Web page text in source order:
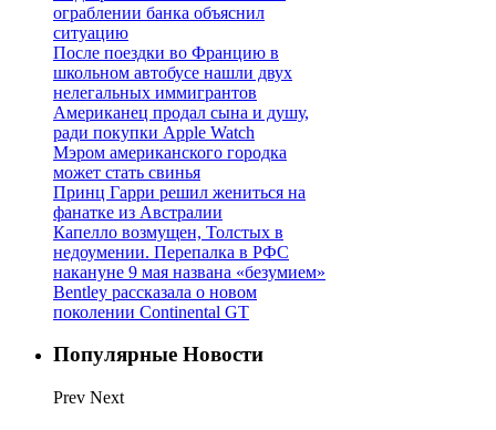
ограблении банка объяснил
ситуацию
После поездки во Францию в
школьном автобусе нашли двух
нелегальных иммигрантов
Американец продал сына и душу,
ради покупки Apple Watch
Мэром американского городка
может стать свинья
Принц Гарри решил жениться на
фанатке из Австралии
Капелло возмущен, Толстых в
недоумении. Перепалка в РФС
накануне 9 мая названа «безумием»
Bentley рассказала о новом
поколении Continental GT
Популярные Новости
Prev Next